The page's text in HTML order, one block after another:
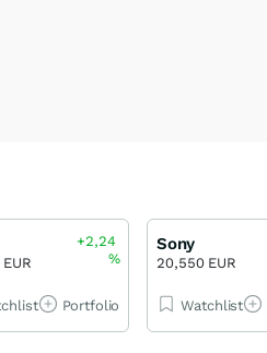
+2,24
%
Portfolio
Sony
20,550 EUR
Watchlist